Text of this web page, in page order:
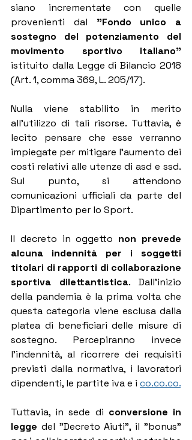
siano incrementate con quelle
provenienti dal "Fondo unico a
sostegno del potenziamento del
movimento sportivo italiano"
istituito dalla Legge di Bilancio 2018
(Art. 1, comma 369, L. 205/17).
Nulla viene stabilito in merito
all'utilizzo di tali risorse. Tuttavia, è
lecito pensare che esse verranno
impiegate per mitigare l'aumento dei
costi relativi alle utenze di asd e ssd.
Sul punto, si attendono
comunicazioni ufficiali da parte del
Dipartimento per lo Sport.
Il decreto in oggetto non prevede
alcuna indennità per i soggetti
titolari di rapporti di collaborazione
sportiva dilettantistica. Dall'inizio
della pandemia è la prima volta che
questa categoria viene esclusa dalla
platea di beneficiari delle misure di
sostegno. Percepiranno invece
l'indennità, al ricorrere dei requisiti
previsti dalla normativa, i lavoratori
dipendenti, le partite iva e i co.co.co.
Tuttavia, in sede di conversione in
legge del "Decreto Aiuti", il "bonus"